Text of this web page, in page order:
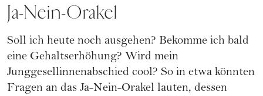
Ja-Nein-Orakel
Soll ich heute noch ausgehen? Bekomme ich bald
eine Gehaltserhöhung? Wird mein
Junggesellinnenabschied cool? So in etwa könnten
Fragen an das Ja-Nein-Orakel lauten, dessen